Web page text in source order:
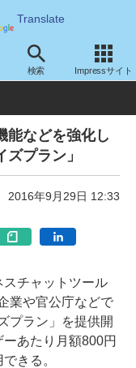
Translate
検索 Impressサイト
ス コミュニケーショ
能などを強化し
プラン」
2016年9月29日 12:33
チャットツール
業や官公庁などで
プラン」を提供開
あたり月額800円
きる。